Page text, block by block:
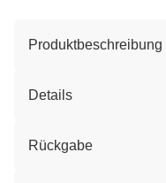
Produktbeschreibung
Details
Rückgabe